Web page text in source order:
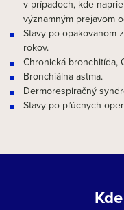
v prípadoch, kde
významným prejavom
Stavy po opakovanom
rokov.
Chronická bronchitída,
Bronchiálna astma.
Dermorespiračný
Stavy po pľúcnych